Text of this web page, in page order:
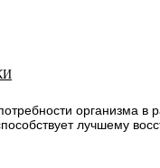
организма в
лучшему